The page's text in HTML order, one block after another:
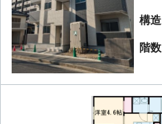
構造
階数